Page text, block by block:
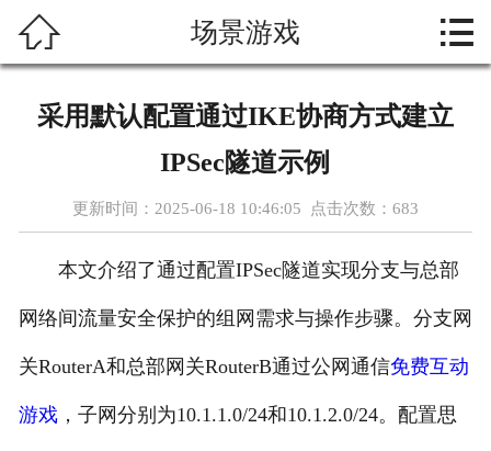
新闻资讯
游戏展示
在线留言
人才招聘
功能介绍
 场景游戏 
采用默认配置通过IKE协商方式建立
IPSec隧道示例
更新时间：2025-06-18 10:46:05 点击次数： 683
本文介绍了通过配置IPSec隧道实现分支与总部
网络间流量安全保护的组网需求与操作步骤。分支网
关RouterA和总部网关RouterB通过公网通信免费互动
游戏 ，子网分别为10.1.1.0/24和10.1.2.0/24。配置思